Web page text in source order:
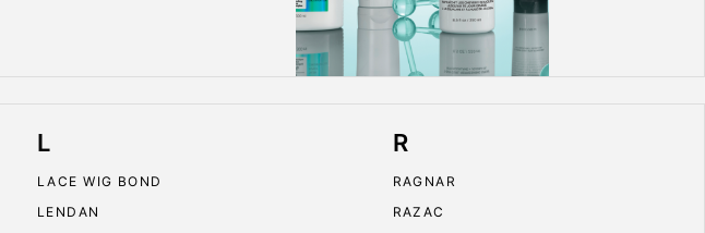
L
LACE WIG BOND
LENDAN
R
RAGNAR
RAZAC